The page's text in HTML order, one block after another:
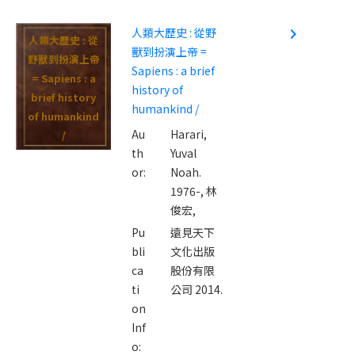
人類大歷史 : 從
野獸到扮演上帝
= Sapiens : a
brief history
of humankind
/
人類大歷史 : 從野
獸到扮演上帝 =
Sapiens : a brief
history of
humankind /
Au
th
or:
Harari,
Yuval
Noah.
1976-, 林
俊宏,
Pu
bli
ca
ti
on
Inf
o:
遠見天下
文化出版
股份有限
公司 2014.
navigate_next